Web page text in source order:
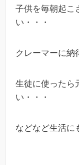
子供を毎朝起こ
い・・・
クレーマーに納
生徒に使ったら
い・・・
などなど生活に